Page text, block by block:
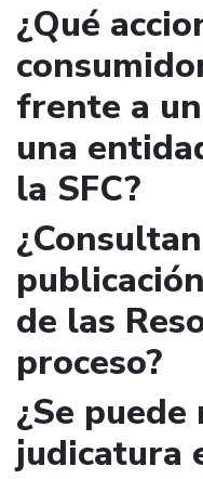
¿Qué
frente a
una
la SFC?
de las
proceso?
¿Se
judicatura